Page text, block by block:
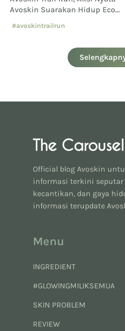
Avoskin Suarakan Hidup Eco
#avoskintrailrun
Official blog Avoskin
informasi terkini seputar
kecantikan, dan gaya
informasi terupdate
Menu
INGREDIENT
#GLOWINGMILIKSEMUA
SKIN PROBLEM
REVIEW